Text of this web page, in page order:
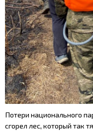
Потери национального
сгорел лес, который так